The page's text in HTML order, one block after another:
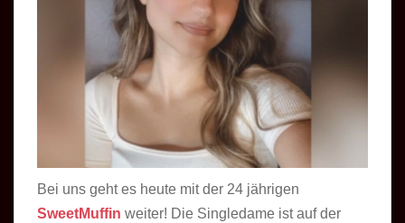
Bei uns geht es heute mit der 24 jährigen
SweetMuffin weiter! Die Singledame ist auf der